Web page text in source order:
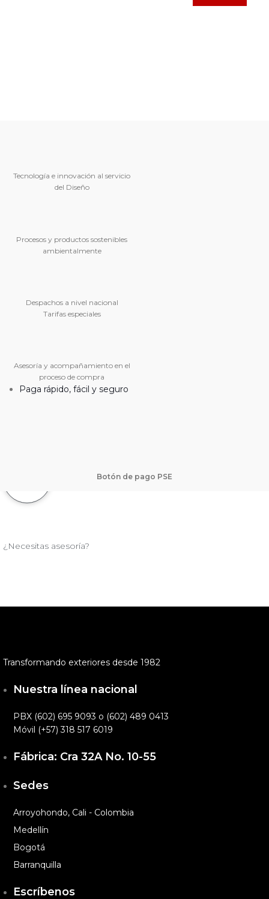
Tecnología e innovación al servicio
del Diseño
Procesos y productos sostenibles
ambientalmente
Despachos a nivel nacional
Tarifas especiales
Asesoría y acompañamiento en el
proceso de compra
Paga rápido, fácil y seguro
Botón de pago PSE
¿Necesitas asesoría?
Transformando exteriores desde 1982
Nuestra línea nacional
PBX (602) 695 9093 o (602) 489 0413
Móvil (+57) 318 517 6019
Fábrica: Cra 32A No. 10-55
Sedes
Arroyohondo, Cali - Colombia
Medellín
Bogotá
Barranquilla
Escríbenos